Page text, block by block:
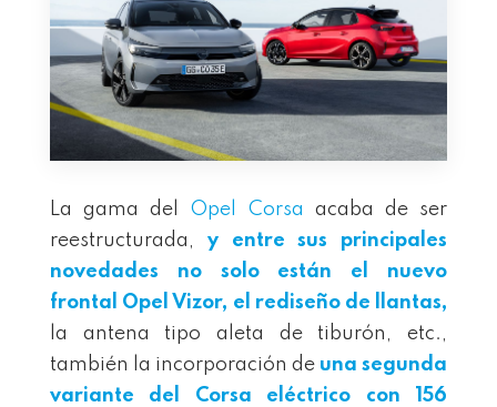
La gama del Opel Corsa acaba de ser
reestructurada, y entre sus principales
novedades no solo están el nuevo
frontal Opel Vizor, el rediseño de llantas,
la antena tipo aleta de tiburón, etc.,
también la incorporación de una segunda
variante del Corsa eléctrico con 156